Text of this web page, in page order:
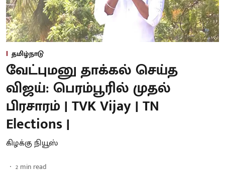
தமிழ்நாடு
வேட்புமனு தாக்கல் செய்த
விஜய்: பெரம்பூரில் முதல்
பிரசாரம் | TVK Vijay | TN
Elections |
கிழக்கு நியூஸ்
2 min read